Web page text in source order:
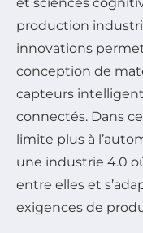
production
innovations
conception de
capteurs
connectés. Dans
limite plus à
une industrie 4.0
entre elles et
exigences de